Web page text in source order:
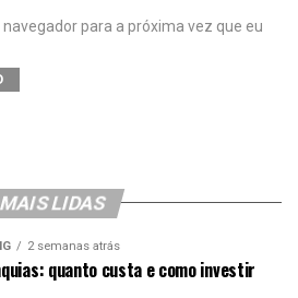
para a próxima vez que eu
MAIS LIDAS
2 semanas atrás
quanto custa e como investir